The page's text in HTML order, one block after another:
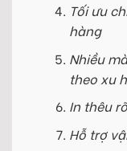
Tối ưu
hàng
Nhiều
theo xu
In thêu
Hỗ trợ